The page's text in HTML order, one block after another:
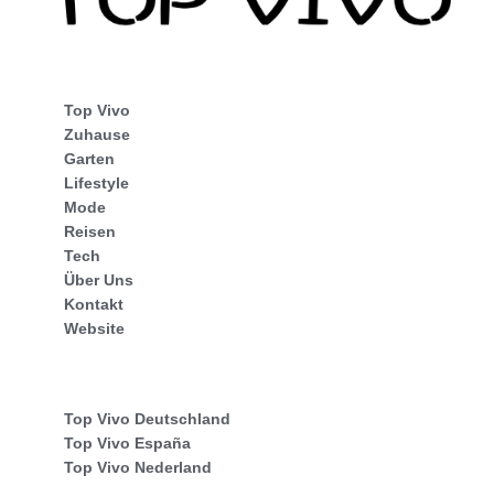
Top Vivo
Zuhause
Garten
Lifestyle
Mode
Reisen
Tech
Über Uns
Kontakt
Website
Top Vivo Deutschland
Top Vivo España
Top Vivo Nederland